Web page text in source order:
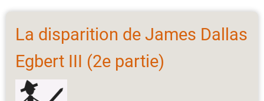
La disparition de James Dallas
Egbert III (2e partie)